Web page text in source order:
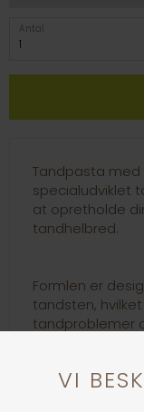
Antal
Tandpasta
specialudviklet
at opretholde
tandhelbred.
Formlen er
tandsten,
tandproblemer
hjælpe med at